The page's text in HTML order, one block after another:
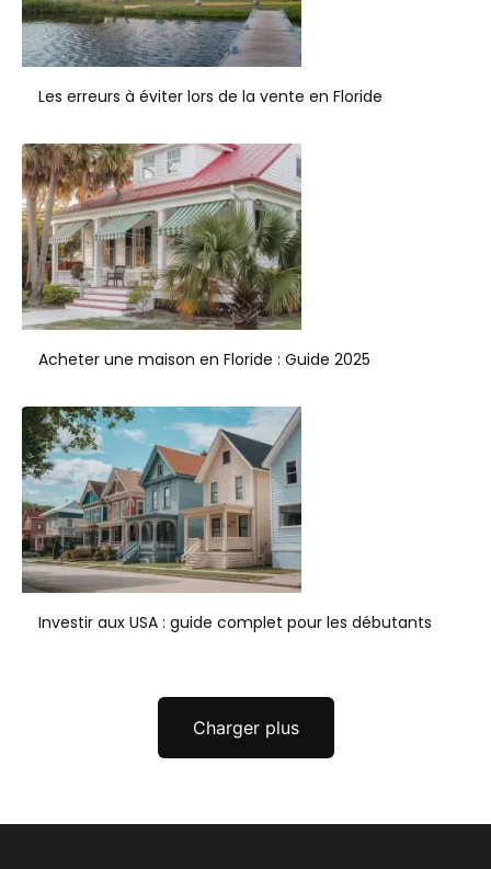
Les erreurs à éviter lors de la vente en Floride
Acheter une maison en Floride : Guide 2025
Investir aux USA : guide complet pour les débutants
Charger plus